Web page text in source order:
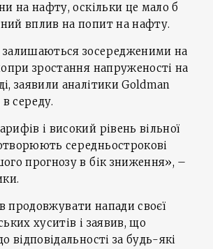
на нафту, оскільки це мало б
вплив на попит на нафту.
зосередженими на
зростання напруженості на
заявили аналітики Goldman
в середу.
і високий рівень вільної
середньострокові
прогнозу в бік зниження», –
продовжувати напади своєї
хуситів і заявив, що
відповідальності за будь-які